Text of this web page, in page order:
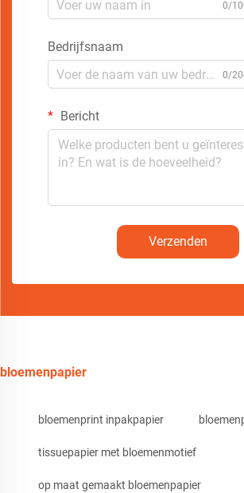
0/
Bedrijfsnaam
0/
Bericht
Verzenden
bloemenpapier
bloemenprint inpakpapier
tissuepapier met bloemenmotief
op maat gemaakt bloemenpapier